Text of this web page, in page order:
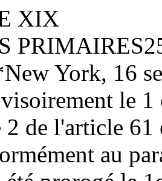
XIX
PRIMAIRES
New York, 16
le 1
2 de l'article
au